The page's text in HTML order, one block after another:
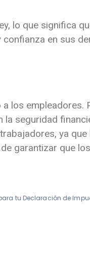
lo que significa
en sus
los empleadores.
la seguridad
ya
garantizar que
tu Declaración de